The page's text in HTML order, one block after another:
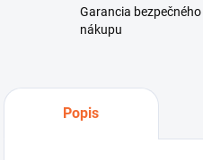
Garancia bezpečného
nákupu
Popis